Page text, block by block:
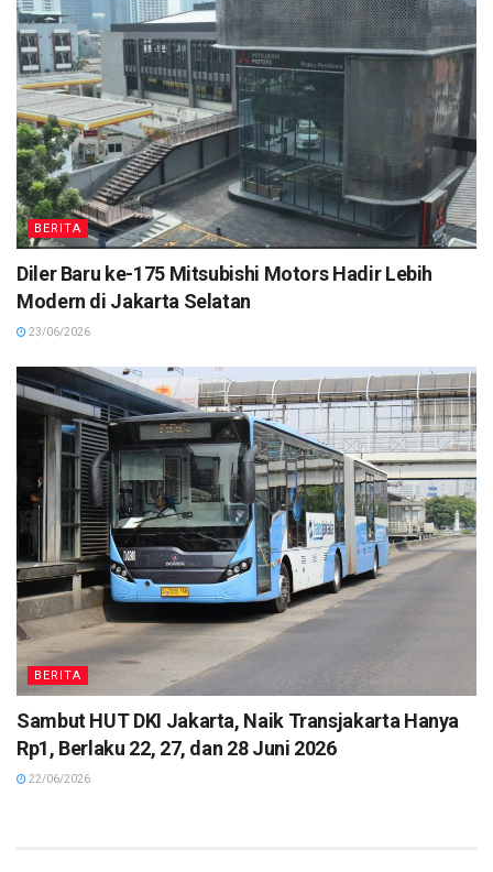
BERITA
Diler Baru ke-175 Mitsubishi Motors Hadir Lebih
Modern di Jakarta Selatan
23/06/2026
BERITA
Sambut HUT DKI Jakarta, Naik Transjakarta Hanya
Rp1, Berlaku 22, 27, dan 28 Juni 2026
22/06/2026